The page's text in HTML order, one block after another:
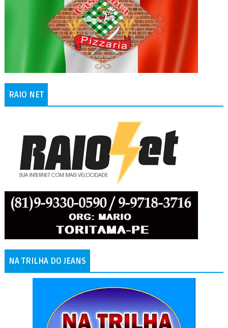
RAIO NET
NA TRILHA DO JEANS